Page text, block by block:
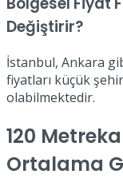
Değiştirir?
İstanbul, Ankara
fiyatları küçük
olabilmektedir.
120
Ortalama